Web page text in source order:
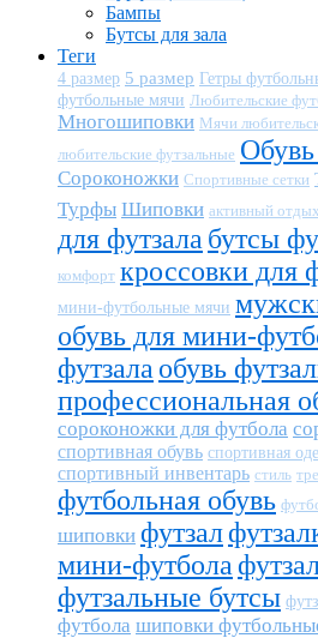
Бампы
Бутсы для зала
Теги
4 размер 5 размер Гетры
футбольные мячи Любительские
Многошиповки Мячи
любительские футзальные Обувь
Сороконожки Спортивные сетки
Турфы Шиповки активный отдых
для футзала бутсы
комфорт кроссовки для
мини-футбольные мячи
обувь для мини-
футзала обувь
профессиональная
сороконожки для футбола
спортивная обувь спортивная
спортивный инвентарь стиль
футбольная обувь
шиповки футзал
мини-футбола
футзальные бутсы
футбола шиповки